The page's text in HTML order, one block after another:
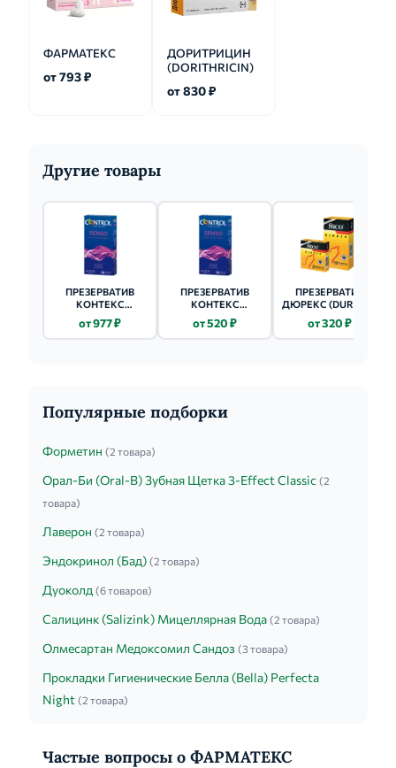
ФАРМАТЕКС
от 793 ₽
ДОРИТРИЦИН
(DORITHRICIN)
от 830 ₽
Другие товары
ПРЕЗЕРВАТИВ
КОНТЕКС
ЭНД МИ ОРГАЗМИК
от 977 ₽
ПРЕЗЕРВАТИВ
КОНТЕКС
RELIEF - РЕБРА-
ТОЧКИ
от 520 ₽
ПРЕЗЕРВАТИВ
ДЮРЕКС (DUREX) 3
ORGASMIC
от 320 ₽
Популярные подборки
Форметин (2 товара)
Орал-Би (Oral-B) Зубная Щетка 3-Effect Classic (2
товара)
Лаверон (2 товара)
Эндокринол (Бад) (2 товара)
Дуоколд (6 товаров)
Салицинк (Salizink) Мицеллярная Вода (2 товара)
Олмесартан Медоксомил Сандоз (3 товара)
Прокладки Гигиенические Белла (Bella) Perfecta
Night (2 товара)
Частые вопросы о ФАРМАТЕКС